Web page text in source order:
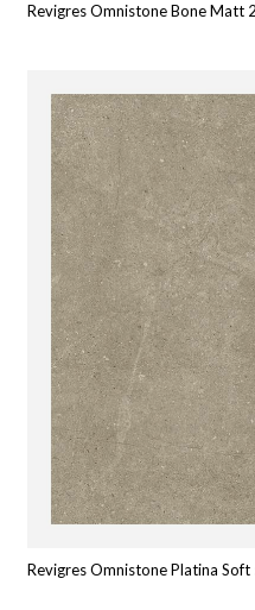
Revigres Omnistone Bone Matt
Revigres Omnistone Platina